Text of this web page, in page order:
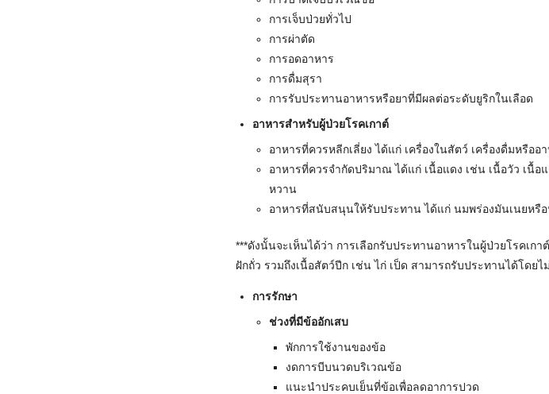
Search
for:
การเจ็บป่วยทั่วไป
การผ่าตัด
การอดอาหาร
การดื่มสุรา
การรับประทานอาหารหรือยาที่มีผลต่อระดับยูริกในเลือด
อาหารสำหรับผู้ป่วยโรคเกาต์
อาหารที่ควรหลีกเลี่ยง ได้แก่ เครื่องในสัตว์ เครื่องดื่มหรือ
อาหารที่ควรจำกัดปริมาณ ได้แก่ เนื้อแดง เช่น เนื้อวัว เนื้
หวาน
อาหารที่สนับสนุนให้รับประทาน ได้แก่ นมพร่องมันเนยหรื
***ดังนั้นจะเห็นได้ว่า การเลือกรับประทานอาหารในผู้ป่วยโรคเก
ฝักถั่ว รวมถึงเนื้อสัตว์ปีก เช่น ไก่ เป็ด สามารถรับประทานได้โดยไ
การรักษา
ช่วงที่มีข้ออักเสบ
พักการใช้งานของข้อ
งดการบีบนวดบริเวณข้อ
แนะนำประคบเย็นที่ข้อเพื่อลดอาการปวด